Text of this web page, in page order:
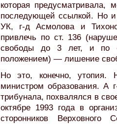
которая
последующей ссылкой. Но
УК, г-д Асмолова и
привлечь по ст. 136
свободы до 3 лет, и по
положением) — лишение
Но это, конечно, утопия.
министром образования. А
трибунала, похвалялся в
октябре 1993 года в
сторонников